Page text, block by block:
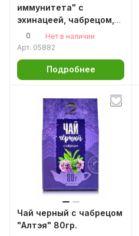
иммунитета" с
эхинацеей, чабрецом,
шиповником, 230 г
0
Нет в наличии
Арт. 05882
Подробнее
Чай черный с чабрецом
"Алтэя" 80гр.